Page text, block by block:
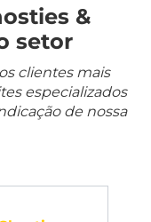
&
setor
clientes mais
especializados
de nossa